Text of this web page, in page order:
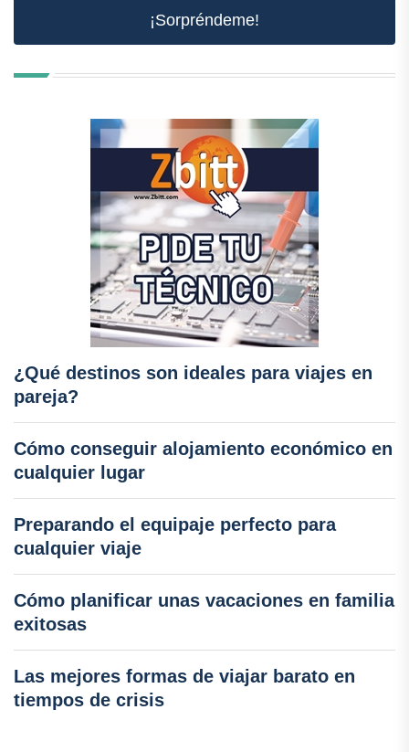
¡Sorpréndeme!
¿Qué destinos son ideales para viajes en
pareja?
Cómo conseguir alojamiento económico en
cualquier lugar
Preparando el equipaje perfecto para
cualquier viaje
Cómo planificar unas vacaciones en familia
exitosas
Las mejores formas de viajar barato en
tiempos de crisis